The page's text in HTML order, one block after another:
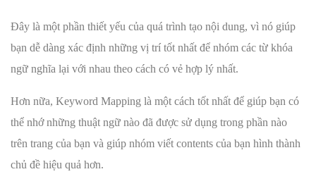
Đây là một phần thiết yếu của quá trình tạo nội dung, vì nó giúp
bạn dễ dàng xác định những vị trí tốt nhất để nhóm các từ khóa
ngữ nghĩa lại với nhau theo cách có vẻ hợp lý nhất.
Hơn nữa, Keyword Mapping là một cách tốt nhất để giúp bạn có
thể nhớ những thuật ngữ nào đã được sử dụng trong phần nào
trên trang của bạn và giúp nhóm viết contents của bạn hình thành
chủ đề hiệu quả hơn.